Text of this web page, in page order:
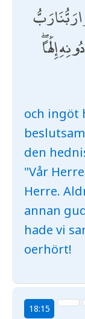
رَبُّنَا رَبُّ
إِلَٰهًا
och ingöt
den
"Vår
Herre.
annan
hade vi
oerhört!
18:15